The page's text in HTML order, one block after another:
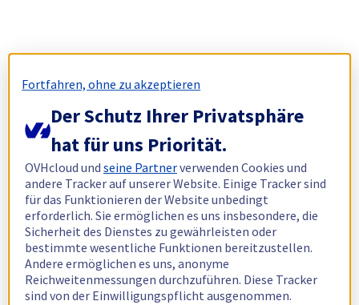
Fortfahren, ohne zu akzeptieren
Der Schutz Ihrer Privatsphäre
hat für uns Priorität.
OVHcloud undseine Partnerverwenden Cookies und
andere Tracker auf unserer Website. Einige Tracker sind
für das Funktionieren der Website unbedingt
erforderlich. Sie ermöglichen es uns insbesondere, die
Sicherheit des Dienstes zu gewährleisten oder
bestimmte wesentliche Funktionen bereitzustellen.
Andere ermöglichen es uns, anonyme
Reichweitenmessungen durchzuführen. Diese Tracker
sind von der Einwilligungspflicht ausgenommen.